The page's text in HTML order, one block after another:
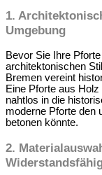
1.
Umgebung
Bevor Sie Ihre
architektonischen
Bremen vereint
Eine Pforte aus
nahtlos in die
moderne Pforte den
betonen könnte.
2.